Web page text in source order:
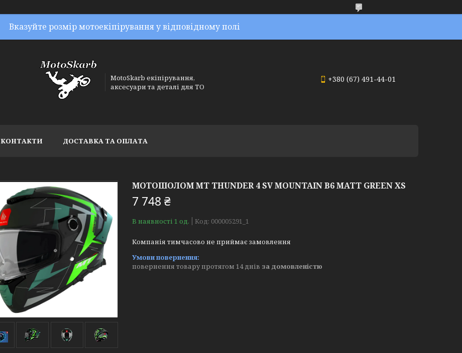
Вказуйте розмір мотоекіпірування у відповідному полі
MotoSkarb екіпірування,
аксесуари та деталі для ТО
+380 (67) 491-44-01
КОНТАКТИ ДОСТАВКА ТА ОПЛАТА
МОТОШОЛОМ MT THUNDER 4 SV MOUNTAIN B6 MATT GREEN XS
7 748 ₴
В наявності 1 од. Код: 000005291_1
Компанія тимчасово не приймає замовлення
повернення товару протягом 14 днів за домовленістю